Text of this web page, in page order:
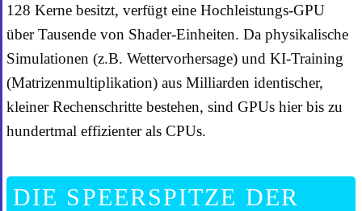
128 Kerne besitzt, verfügt eine Hochleistungs-GPU
über Tausende von Shader-Einheiten. Da physikalische
Simulationen (z.B. Wettervorhersage) und KI-Training
(Matrizenmultiplikation) aus Milliarden identischer,
kleiner Rechenschritte bestehen, sind GPUs hier bis zu
hundertmal effizienter als CPUs.
DIE SPEERSPITZE DER